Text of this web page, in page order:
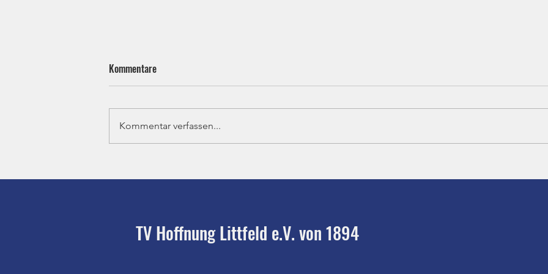
Ju-Jutsu - Bezirksprüfung
Wolfgang Kroel
Kommentare
Kommentar verfassen...
TV Hoffnung Littfeld e.V. von 1894